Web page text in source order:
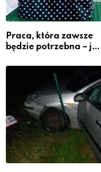
Praca, która zawsze
będzie potrzebna – jak
zawodem przyszłości i
gdzie się go nauczyć?